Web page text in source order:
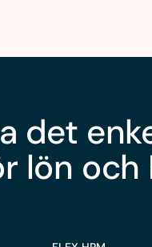
det
lön och